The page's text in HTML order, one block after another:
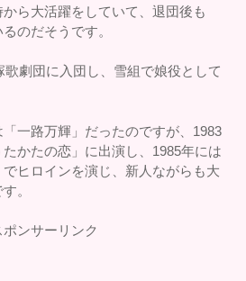
ら大活躍をしていて、退団後も
のだそうです。
劇団に入団し、雪組で娘役として
一路万輝」だったのですが、1983
かたの恋」に出演し、1985年には
でヒロインを演じ、新人ながらも大
。
ポンサーリンク